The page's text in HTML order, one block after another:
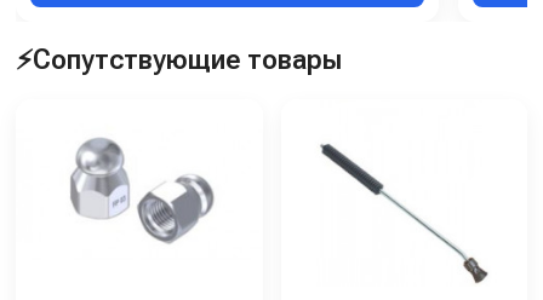
⚡Сопутствующие товары